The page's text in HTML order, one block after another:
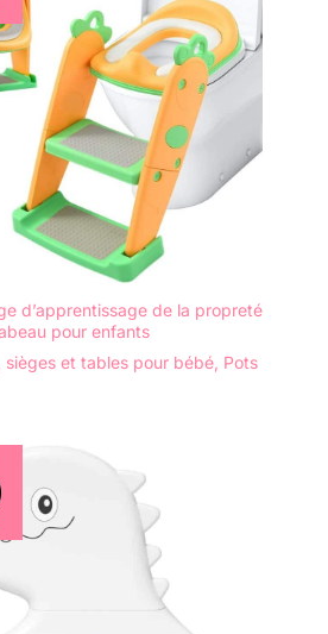
d’apprentissage de la propreté
pour enfants
sièges et tables pour bébé Pots